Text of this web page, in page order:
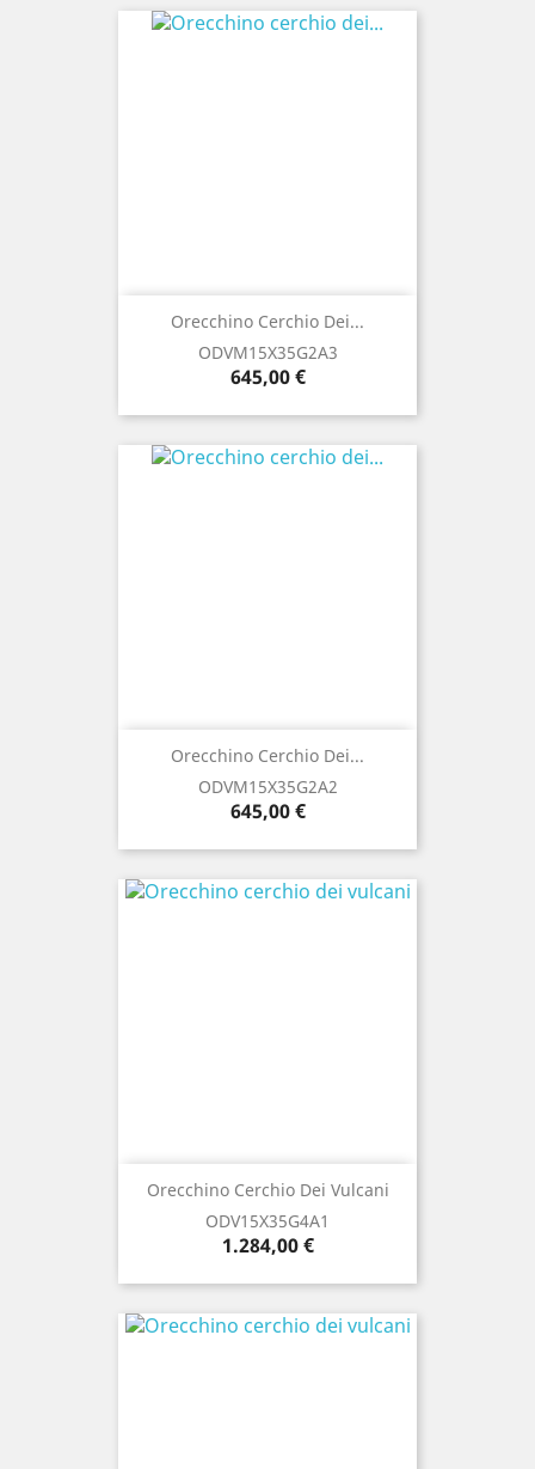
Orecchino Cerchio Dei...
ODVM15X35G2A3
Prezzo
645,00 €
Orecchino Cerchio Dei...
ODVM15X35G2A2
Prezzo
645,00 €
Orecchino Cerchio Dei Vulcani
ODV15X35G4A1
Prezzo
1.284,00 €